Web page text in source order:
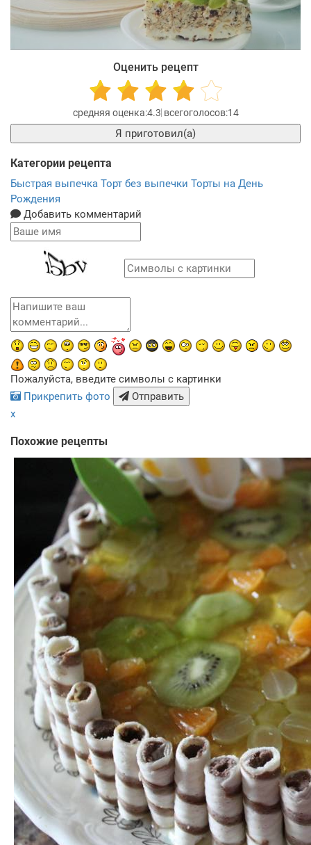
Оценить рецепт
4.3 14
Я приготовил(а)
Категории рецепта
Быстрая выпечка Торт без выпечки Торты на День
Рождения
Добавить комментарий
Пожалуйста, введите символы с картинки
Прикрепить фото
Отправить
x
Похожие рецепты